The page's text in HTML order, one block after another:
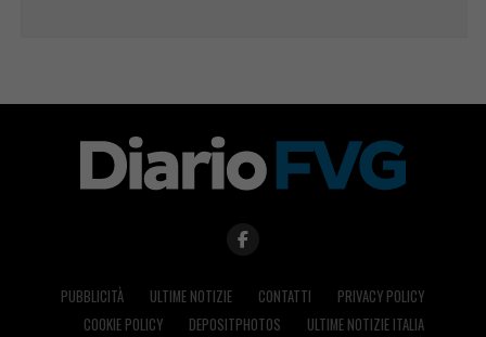
PUBBLICITÀ ULTIME NOTIZIE CONTATTI
PRIVACY POLICY
COOKIE POLICY
DEPOSITPHOTOS ULTIME NOTIZIE ITALIA